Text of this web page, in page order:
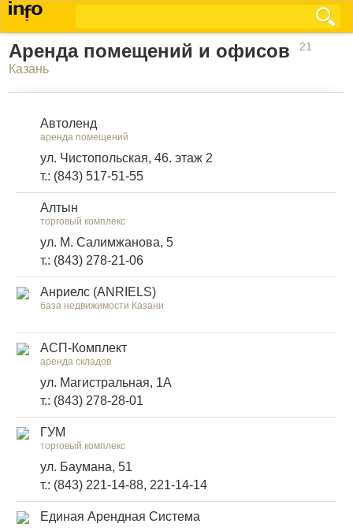
Аренда помещений и офисов 21
Казань
Автоленд
аренда помещений
ул. Чистопольская, 46. этаж 2
т.: (843) 517-51-55
Алтын
торговый комплекс
ул. М. Салимжанова, 5
т.: (843) 278-21-06
Анриелс (ANRIELS)
база недвижимости Казани
АСП-Комплект
аренда складов
ул. Магистральная, 1А
т.: (843) 278-28-01
ГУМ
торговый комплекс
ул. Баумана, 51
т.: (843) 221-14-88, 221-14-14
Единая Арендная Система